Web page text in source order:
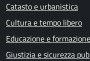
Catasto e urbanistica
Cultura e tempo libero
Educazione e formazione
Giustizia e sicurezza